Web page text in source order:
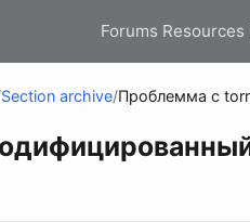
Forums Resources
Section archive/Проблемма с